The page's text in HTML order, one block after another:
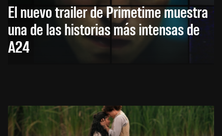
El nuevo trailer de Primetime muestra
una de las historias más intensas de
A24